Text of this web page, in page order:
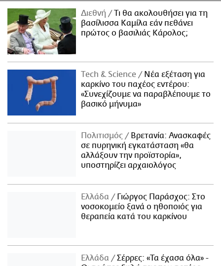
Διεθνή
Τι θα ακολουθήσει για τη
βασίλισσα Καμίλα εάν πεθάνει
πρώτος ο βασιλιάς Κάρολος;
Τech & Science
Νέα εξέταση για
καρκίνο του παχέος εντέρου:
«Συνεχίζουμε να παραβλέπουμε το
βασικό μήνυμα»
Πολιτισμός
Βρετανία: Ανασκαφές
σε πυρηνική εγκατάσταση «θα
αλλάξουν την προϊστορία»,
υποστηρίζει αρχαιολόγος
Ελλάδα
Γιώργος Παράσχος: Στο
νοσοκομείο ξανά ο ηθοποιός για
θεραπεία κατά του καρκίνου
Ελλάδα
Σέρρες: «Τα έχασα όλα» -